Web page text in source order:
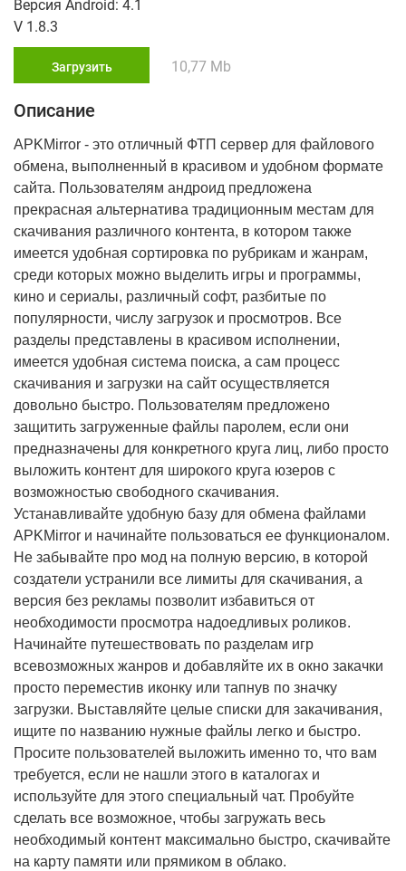
Версия Android: 4.1
V 1.8.3
Загрузить 10,77 Mb
Описание
APKMirror - это отличный ФТП сервер для файлового
обмена, выполненный в красивом и удобном формате
сайта. Пользователям андроид предложена
прекрасная альтернатива традиционным местам для
скачивания различного контента, в котором также
имеется удобная сортировка по рубрикам и жанрам,
среди которых можно выделить игры и программы,
кино и сериалы, различный софт, разбитые по
популярности, числу загрузок и просмотров. Все
разделы представлены в красивом исполнении,
имеется удобная система поиска, а сам процесс
скачивания и загрузки на сайт осуществляется
довольно быстро. Пользователям предложено
защитить загруженные файлы паролем, если они
предназначены для конкретного круга лиц, либо просто
выложить контент для широкого круга юзеров с
возможностью свободного скачивания.
Устанавливайте удобную базу для обмена файлами
APKMirror и начинайте пользоваться ее функционалом.
Не забывайте про мод на полную версию, в которой
создатели устранили все лимиты для скачивания, а
версия без рекламы позволит избавиться от
необходимости просмотра надоедливых роликов.
Начинайте путешествовать по разделам игр
всевозможных жанров и добавляйте их в окно закачки
просто переместив иконку или тапнув по значку
загрузки. Выставляйте целые списки для закачивания,
ищите по названию нужные файлы легко и быстро.
Просите пользователей выложить именно то, что вам
требуется, если не нашли этого в каталогах и
используйте для этого специальный чат. Пробуйте
сделать все возможное, чтобы загружать весь
необходимый контент максимально быстро, скачивайте
на карту памяти или прямиком в облако.